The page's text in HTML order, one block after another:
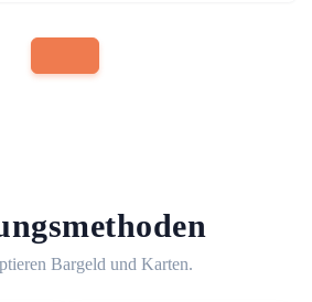
Bargeld und Karten.